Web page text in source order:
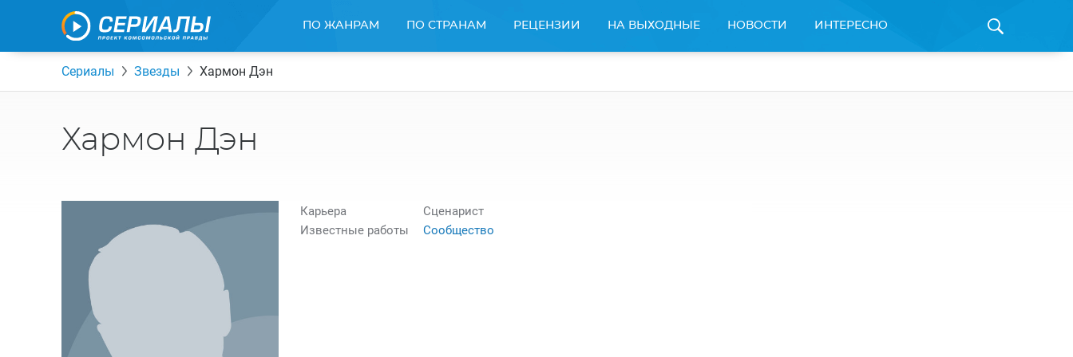
ПО ЖАНРАМ ПО СТРАНАМ РЕЦЕНЗИИ НА ВЫХОДНЫЕ НОВОСТИ ИНТЕРЕСНО
Сериалы Звезды Хармон Дэн
Хармон Дэн
Карьера
Сценарист
Известные работы
Сообщество